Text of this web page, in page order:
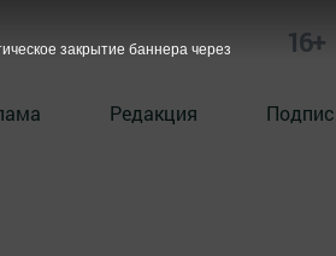
16+
Редакция
закрытие баннера через